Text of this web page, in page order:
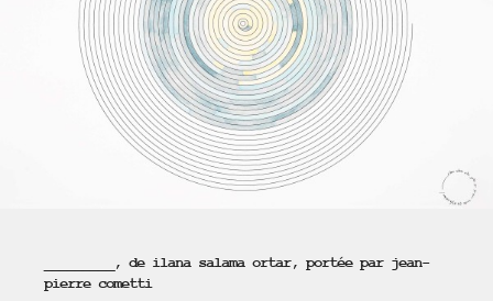
_________, de ilana salama ortar, portée par jean-
pierre cometti